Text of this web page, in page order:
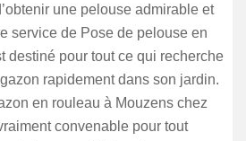
une pelouse admirable et
service de Pose de pelouse en
destiné pour tout ce qui recherche
rapidement dans son jardin.
en rouleau à Mouzens chez
convenable pour tout